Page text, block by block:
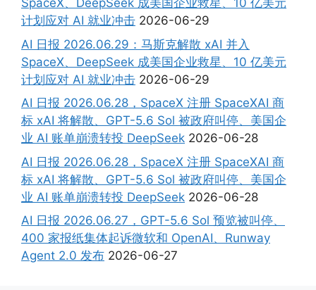
SpaceX、DeepSeek 成美国企业救星、10 亿美元
计划应对 AI 就业冲击 2026-06-29
AI 日报 2026.06.29：马斯克解散 xAI 并入
SpaceX、DeepSeek 成美国企业救星、10 亿美元
计划应对 AI 就业冲击 2026-06-29
AI 日报 2026.06.28，SpaceX 注册 SpaceXAI 商
标 xAI 将解散、GPT-5.6 Sol 被政府叫停、美国企
业 AI 账单崩溃转投 DeepSeek 2026-06-28
AI 日报 2026.06.28，SpaceX 注册 SpaceXAI 商
标 xAI 将解散、GPT-5.6 Sol 被政府叫停、美国企
业 AI 账单崩溃转投 DeepSeek 2026-06-28
AI 日报 2026.06.27，GPT-5.6 Sol 预览被叫停、
400 家报纸集体起诉微软和 OpenAI、Runway
Agent 2.0 发布 2026-06-27